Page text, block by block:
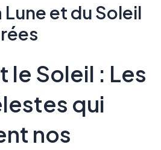
Lune et du Soleil
le Soleil : Les
qui
nos